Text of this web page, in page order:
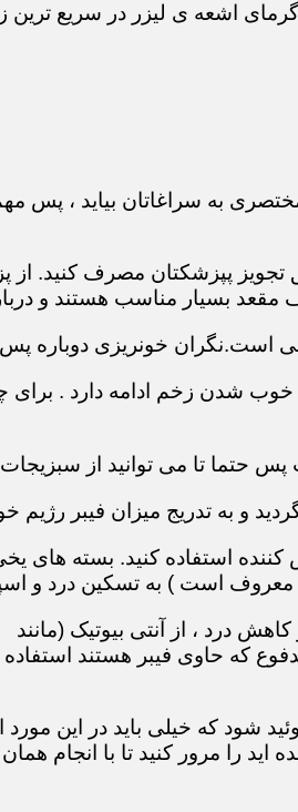
اشعه ی لیزر در سریع ترین
به سراغاتان بیاید ، پس
تجویز پپزشکتان مصرف کنید.
بسیار مناسب هستند و
است.نگران خونریزی دوباره پس
شدن زخم ادامه دارد . برای
حتما تا می توانید از سبزیجات
و به تدریج میزان فیبر رژیم
استفاده کنید. بسته های
است ) به تسکین درد و
درد ، از آنتی بیوتیک (مانند
که حاوی فیبر هستند استفاده
شود که خیلی باید در این مورد
را مرور کنید تا با انجام همان